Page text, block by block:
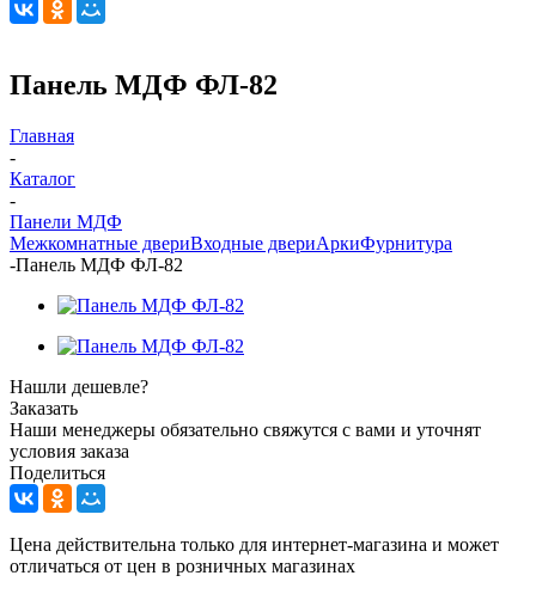
Панель МДФ ФЛ-82
Главная
-
Каталог
-
Панели МДФ
Межкомнатные двериВходные двериАркиФурнитура
-Панель МДФ ФЛ-82
Нашли дешевле?
Заказать
Наши менеджеры обязательно свяжутся с вами и уточнят
условия заказа
Поделиться
Цена действительна только для интернет-магазина и может
отличаться от цен в розничных магазинах